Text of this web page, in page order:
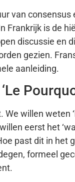
van
Frankrijk is de
discussie
gezien.
aanleiding.
willen weten
eerst het
past dit in het
formeel